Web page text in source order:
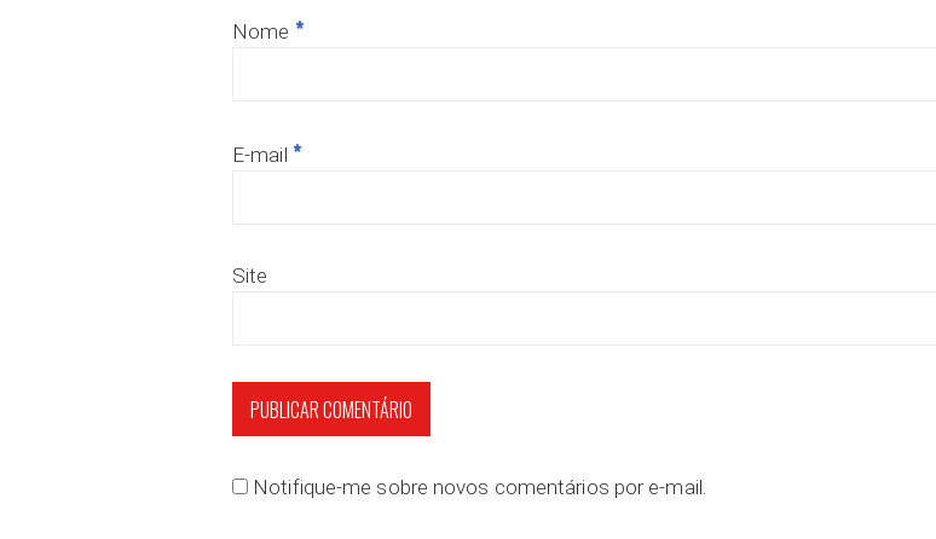
Nome *
E-mail *
Site
Notifique-me sobre novos comentários por e-mail.